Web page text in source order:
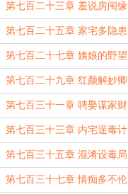
第七百二十三章 羞说房闱缘
第七百二十五章 家宅多隐患
第七百二十七章 姨娘的野望
第七百二十九章 红颜解妙卿
第七百三十一章 聘娶谋家财
第七百三十三章 内宅逞毒计
第七百三十五章 混淆设毒局
第七百三十七章 情痴多不伦